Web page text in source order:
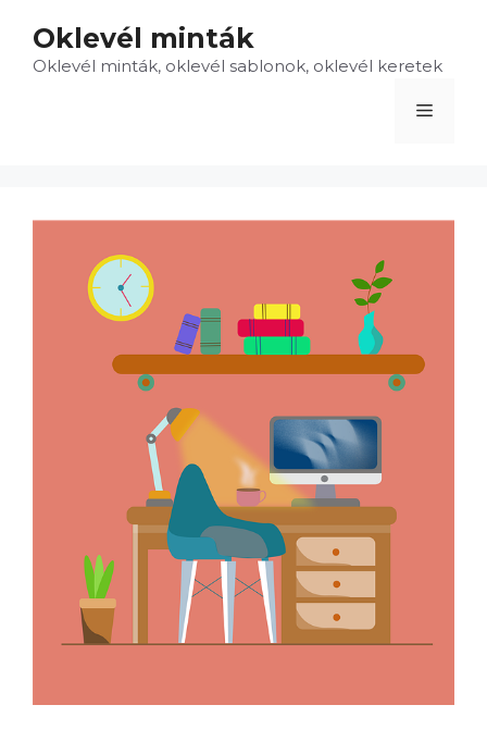
tartalomba
Oklevél minták
Oklevél minták, oklevél sablonok, oklevél keretek
Menü